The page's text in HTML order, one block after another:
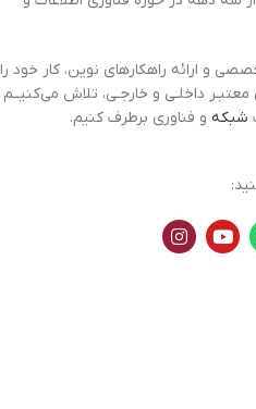
و ارائه راهکارهای نوین، کار خود را
داخلـی و خارجـی، تلاش می‌کنیــم
شبکه و فناوری برطرف کنیم.